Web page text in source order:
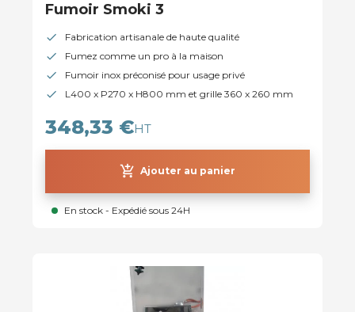
Fumoir Smoki 3
Fabrication artisanale de haute qualité
Fumez comme un pro à la maison
Fumoir inox préconisé pour usage privé
L400 x P270 x H800 mm et grille 360 x 260 mm
348,33 €HT
add_shopping_cart Ajouter au panier
En stock - Expédié sous 24H